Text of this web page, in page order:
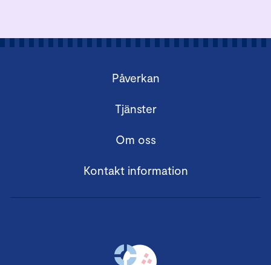
Påverkan
Tjänster
Om oss
Kontakt information